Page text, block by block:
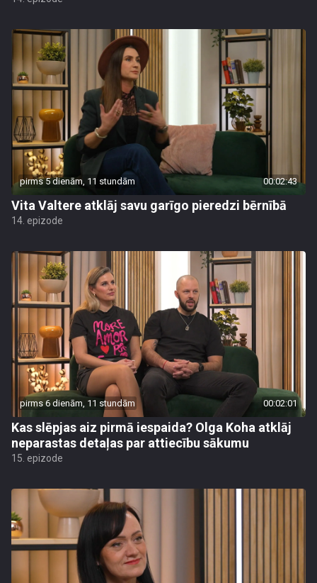
pirms 5 dienām, 11 stundām 00:02:43
Vita Valtere atklāj savu garīgo pieredzi bērnībā
14. epizode
pirms 6 dienām, 11 stundām 00:02:01
Kas slēpjas aiz pirmā iespaida? Olga Koha atklāj
neparastas detaļas par attiecību sākumu
15. epizode